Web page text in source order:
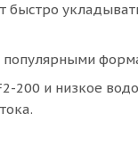
быстро
200 и низкое